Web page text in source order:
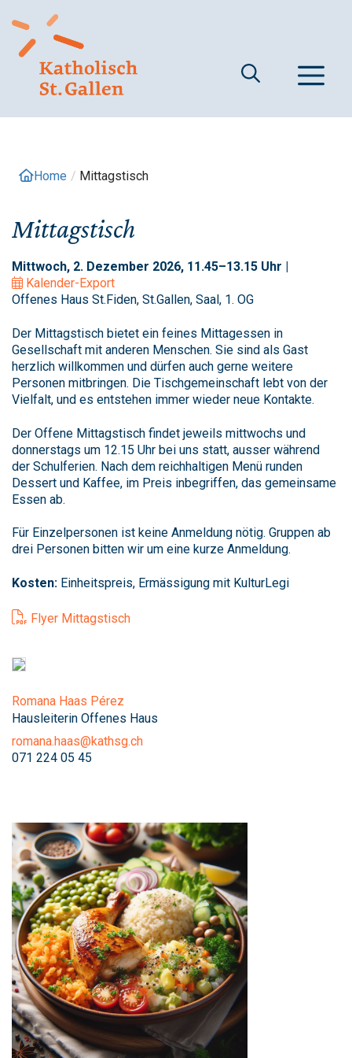
zum
Inhalt
Home / Mittagstisch
Mittagstisch
Mittwoch, 2. Dezember 2026, 11.45–13.15 Uhr |
Kalender-Export
Offenes Haus St.Fiden, St.Gallen, Saal, 1. OG
Der Mittagstisch bietet ein feines Mittagessen in
Gesellschaft mit anderen Menschen. Sie sind als Gast
herzlich willkommen und dürfen auch gerne weitere
Personen mitbringen. Die Tischgemeinschaft lebt von der
Vielfalt, und es entstehen immer wieder neue Kontakte.
Der Offene Mittagstisch findet jeweils mittwochs und
donnerstags um 12.15 Uhr bei uns statt, ausser während
der Schulferien. Nach dem reichhaltigen Menü runden
Dessert und Kaffee, im Preis inbegriffen, das gemeinsame
Essen ab.
Für Einzelpersonen ist keine Anmeldung nötig. Gruppen ab
drei Personen bitten wir um eine kurze Anmeldung.
Kosten: Einheitspreis, Ermässigung mit KulturLegi
Flyer Mittagstisch
Romana Haas Pérez
Hausleiterin Offenes Haus
romana.haas@kathsg.ch
071 224 05 45